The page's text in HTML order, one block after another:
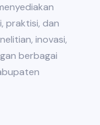
praktisi, dan
inovasi,
berbagai